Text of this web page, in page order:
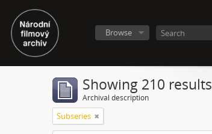
Browse
Showing 210 results
Archival description
Subseries